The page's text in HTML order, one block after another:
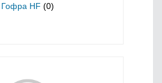
Гофра HF (0)